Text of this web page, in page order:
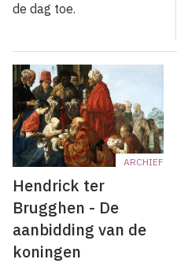
de dag toe.
ARCHIEF
Hendrick ter
Brugghen - De
aanbidding van de
koningen